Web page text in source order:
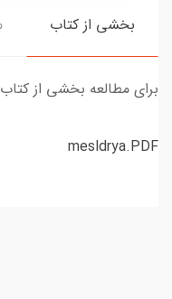
بخشی از کتاب
برای مطالعه بخشی از
mesldrya.PDF